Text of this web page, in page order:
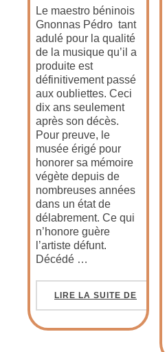
Le maestro béninois
Gnonnas Pédro tant
adulé pour la qualité
de la musique qu’il a
produite est
définitivement passé
aux oubliettes. Ceci
dix ans seulement
après son décès.
Pour preuve, le
musée érigé pour
honorer sa mémoire
végète depuis de
nombreuses années
dans un état de
délabrement. Ce qui
n’honore guère
l’artiste défunt.
Décédé …
LIRE LA SUITE DE